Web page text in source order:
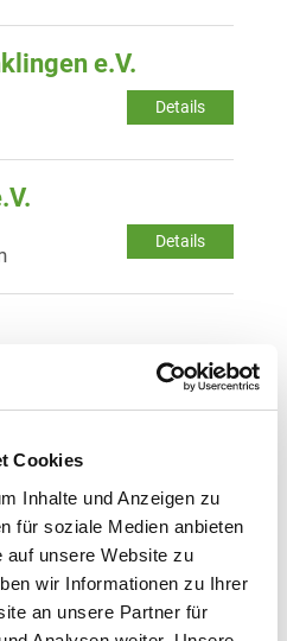
Cookies
Inhalte und Anzeigen zu
für soziale Medien anbieten
auf unsere Website zu
wir Informationen zu Ihrer
an unsere Partner für
e.V.
Details
Details
Details
e.V.
Details
b. Pforzheim e.V.